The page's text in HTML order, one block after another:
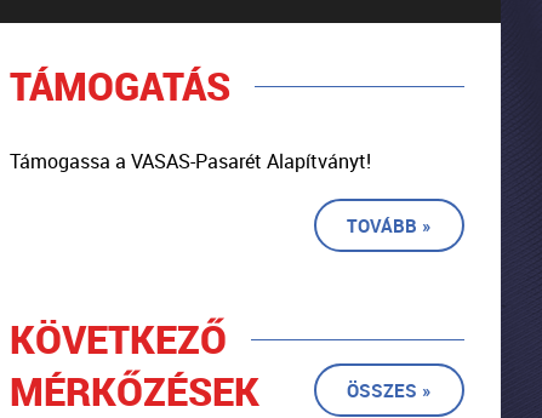
TÁMOGATÁS
Támogassa a VASAS-Pasarét Alapítványt!
TOVÁBB »
KÖVETKEZŐ
MÉRKŐZÉSEK
ÖSSZES »